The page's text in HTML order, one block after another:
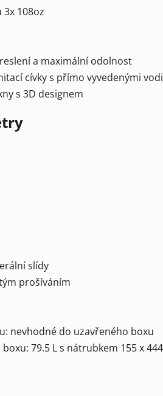
108oz
a maximální odolnost
cívky s přímo vyvedenými
s 3D designem
slídy
prošíváním
nevhodné do uzavřeného boxu
79.5 L s nátrubkem 155 x